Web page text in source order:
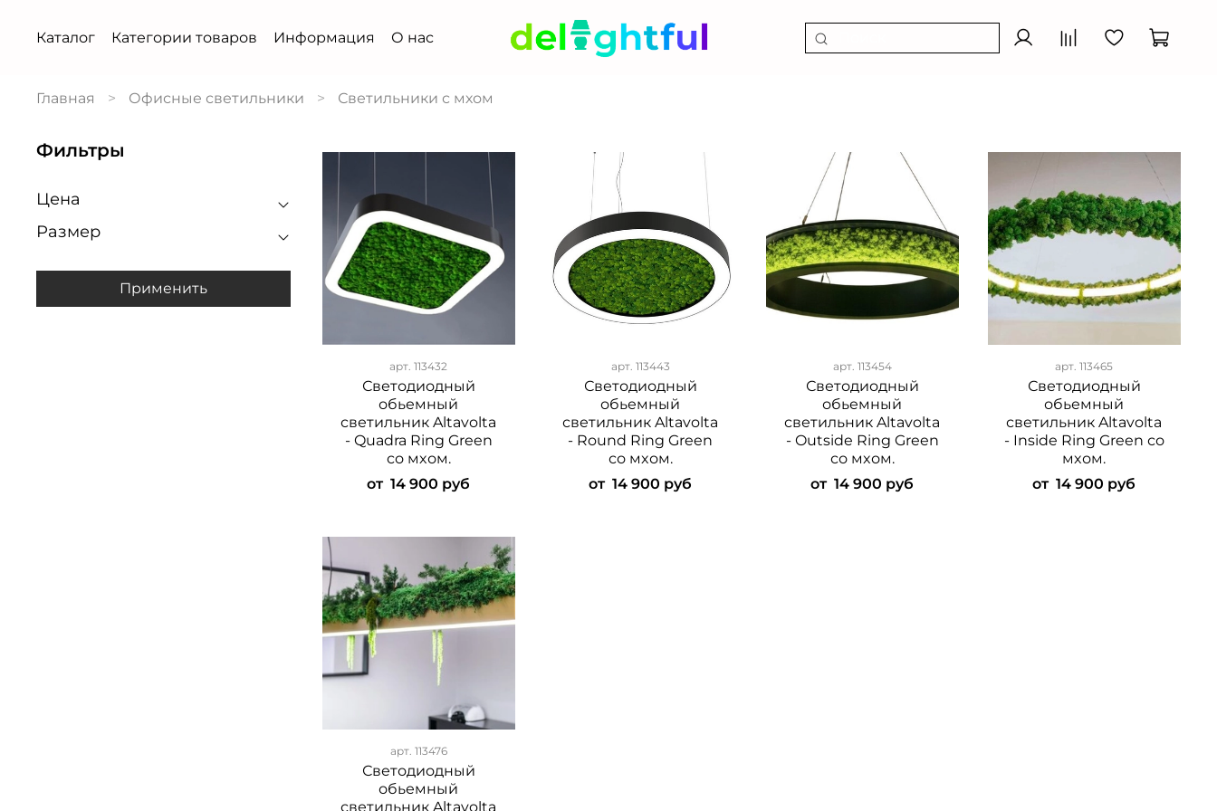
Каталог Категории товаров Информация О нас
Главная Офисные светильники Светильники с мхом
арт.113432
Светодиодный
обьемный
светильник Altavolta
- Quadra Ring Green
со мxом.
от 14 900 руб
арт. 113443
Светодиодный
обьемный
светильник Altavolta
- Round Ring Green
со мxом.
от 14 900 руб
арт. 113454
Светодиодный
обьемный
светильник Altavolta
- Outside Ring Green
со мxом.
от 14 900 руб
арт.113465
Светодиодный
обьемный
светильник Altavolta
- Inside Ring Green со
мxом.
от 14 900 руб
арт. 113476
Светодиодный
обьемный
светильник Altavolta
Фильтры
Цена
Размер
Применить